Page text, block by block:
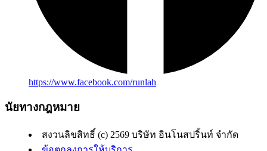
https://www.facebook.com/runlah
นัยทางกฎหมาย
สงวนลิขสิทธิ์ (c) 2569 บริษัท อินโนสปริ้นท์ จำกัด